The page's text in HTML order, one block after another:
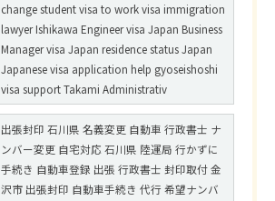
change student visa to work visa immigration
lawyer Ishikawa Engineer visa Japan Business
Manager visa Japan residence status Japan
Japanese visa application help gyoseishoshi
visa support Takami Administrativ
出張封印 石川県 名義変更 自動車 行政書士 ナ
ンバー変更 自宅対応 石川県 陸運局 行かずに
手続き 自動車登録 出張 行政書士 封印取付 金
沢市 出張封印 自動車手続き 代行 希望ナンバ